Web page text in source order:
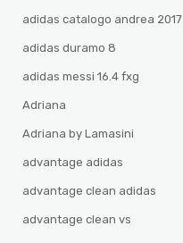
adidas catalogo andrea 2017
adidas duramo 8
adidas messi 16.4 fxg
Adriana
Adriana by Lamasini
advantage adidas
advantage clean adidas
advantage clean vs